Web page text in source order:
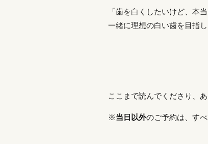
「歯を白くしたいけど、本
一緒に理想の白い歯を目指し
ここまで読んでくださり、
※当日 以外のご予約は、すべ